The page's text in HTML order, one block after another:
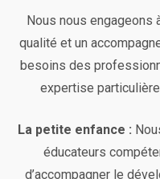
Nous nous engageons
qualité et un
besoins des
expertise
La petite enfance :
éducateurs
d’accompagner le